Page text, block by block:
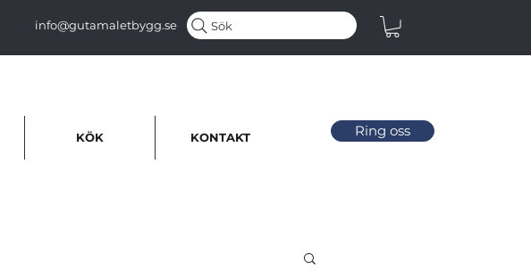
info@gutamaletbygg.se Sök
KÖK KONTAKT Ring oss